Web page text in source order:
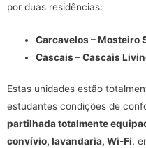
por duas residências:
Carcavelos – Mosteiro
Cascais – Cascais
Estas unidades estão
estudantes condições de
partilhada totalmente
convívio, lavandaria, Wi-Fi,